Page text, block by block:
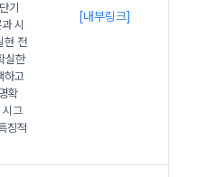
기
시
현 전
실한
하고
확
시그
징적
[내부링크]